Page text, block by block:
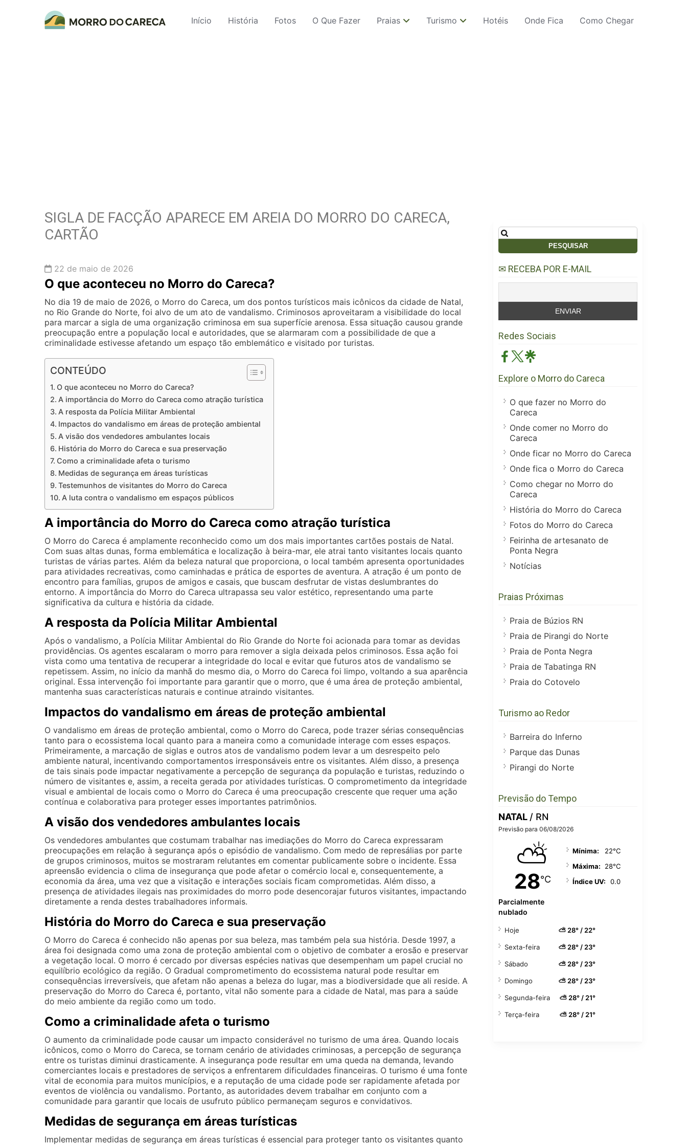
Início História Fotos O Que Fazer Praias Turismo Hotéis Onde Fica Como Chegar
SIGLA DE FACÇÃO APARECE EM AREIA DO MORRO DO CARECA,
CARTÃO
22 de maio de 2026
O que aconteceu no Morro do Careca?
No dia 19 de maio de 2026, o Morro do Careca, um dos pontos turísticos mais icônicos da cidade de Natal,
no Rio Grande do Norte, foi alvo de um ato de vandalismo. Criminosos aproveitaram a visibilidade do local
para marcar a sigla de uma organização criminosa em sua superfície arenosa. Essa situação causou grande
preocupação entre a população local e autoridades, que se alarmaram com a possibilidade de que a
criminalidade estivesse afetando um espaço tão emblemático e visitado por turistas.
CONTEÚDO
O que aconteceu no Morro do Careca?
A importância do Morro do Careca como atração turística
A resposta da Polícia Militar Ambiental
Impactos do vandalismo em áreas de proteção ambiental
A visão dos vendedores ambulantes locais
História do Morro do Careca e sua preservação
Como a criminalidade afeta o turismo
Medidas de segurança em áreas turísticas
Testemunhos de visitantes do Morro do Careca
A luta contra o vandalismo em espaços públicos
A importância do Morro do Careca como atração turística
O Morro do Careca é amplamente reconhecido como um dos mais importantes cartões postais de Natal.
Com suas altas dunas, forma emblemática e localização à beira-mar, ele atrai tanto visitantes locais quanto
turistas de várias partes. Além da beleza natural que proporciona, o local também apresenta oportunidades
para atividades recreativas, como caminhadas e prática de esportes de aventura. A atração é um ponto de
encontro para famílias, grupos de amigos e casais, que buscam desfrutar de vistas deslumbrantes do
entorno. A importância do Morro do Careca ultrapassa seu valor estético, representando uma parte
significativa da cultura e história da cidade.
A resposta da Polícia Militar Ambiental
Após o vandalismo, a Polícia Militar Ambiental do Rio Grande do Norte foi acionada para tomar as devidas
providências. Os agentes escalaram o morro para remover a sigla deixada pelos criminosos. Essa ação foi
vista como uma tentativa de recuperar a integridade do local e evitar que futuros atos de vandalismo se
repetissem. Assim, no início da manhã do mesmo dia, o Morro do Careca foi limpo, voltando a sua aparência
original. Essa intervenção foi importante para garantir que o morro, que é uma área de proteção ambiental,
mantenha suas características naturais e continue atraindo visitantes.
Impactos do vandalismo em áreas de proteção ambiental
O vandalismo em áreas de proteção ambiental, como o Morro do Careca, pode trazer sérias consequências
tanto para o ecossistema local quanto para a maneira como a comunidade interage com esses espaços.
Primeiramente, a marcação de siglas e outros atos de vandalismo podem levar a um desrespeito pelo
ambiente natural, incentivando comportamentos irresponsáveis entre os visitantes. Além disso, a presença
de tais sinais pode impactar negativamente a percepção de segurança da população e turistas, reduzindo o
número de visitantes e, assim, a receita gerada por atividades turísticas. O comprometimento da integridade
visual e ambiental de locais como o Morro do Careca é uma preocupação crescente que requer uma ação
contínua e colaborativa para proteger esses importantes patrimônios.
A visão dos vendedores ambulantes locais
Os vendedores ambulantes que costumam trabalhar nas imediações do Morro do Careca expressaram
preocupações em relação à segurança após o episódio de vandalismo. Com medo de represálias por parte
de grupos criminosos, muitos se mostraram relutantes em comentar publicamente sobre o incidente. Essa
apreensão evidencia o clima de insegurança que pode afetar o comércio local e, consequentemente, a
economia da área, uma vez que a visitação e interações sociais ficam comprometidas. Além disso, a
presença de atividades ilegais nas proximidades do morro pode desencorajar futuros visitantes, impactando
diretamente a renda destes trabalhadores informais.
História do Morro do Careca e sua preservação
O Morro do Careca é conhecido não apenas por sua beleza, mas também pela sua história. Desde 1997, a
área foi designada como uma zona de proteção ambiental com o objetivo de combater a erosão e preservar
a vegetação local. O morro é cercado por diversas espécies nativas que desempenham um papel crucial no
equilíbrio ecológico da região. O Gradual comprometimento do ecossistema natural pode resultar em
consequências irreversíveis, que afetam não apenas a beleza do lugar, mas a biodiversidade que ali reside. A
preservação do Morro do Careca é, portanto, vital não somente para a cidade de Natal, mas para a saúde
do meio ambiente da região como um todo.
Como a criminalidade afeta o turismo
O aumento da criminalidade pode causar um impacto considerável no turismo de uma área. Quando locais
icônicos, como o Morro do Careca, se tornam cenário de atividades criminosas, a percepção de segurança
entre os turistas diminui drasticamente. A insegurança pode resultar em uma queda na demanda, levando
comerciantes locais e prestadores de serviços a enfrentarem dificuldades financeiras. O turismo é uma fonte
vital de economia para muitos municípios, e a reputação de uma cidade pode ser rapidamente afetada por
eventos de violência ou vandalismo. Portanto, as autoridades devem trabalhar em conjunto com a
comunidade para garantir que locais de usufruto público permaneçam seguros e convidativos.
Medidas de segurança em áreas turísticas
Implementar medidas de segurança em áreas turísticas é essencial para proteger tanto os visitantes quanto
Pesquisar
por:
✉ RECEBA POR E-MAIL
Redes Sociais
Explore o Morro do Careca
O que fazer no Morro do
Careca
Onde comer no Morro do
Careca
Onde ficar no Morro do Careca
Onde fica o Morro do Careca
Como chegar no Morro do
Careca
História do Morro do Careca
Fotos do Morro do Careca
Feirinha de artesanato de
Ponta Negra
Notícias
Praias Próximas
Praia de Búzios RN
Praia de Pirangi do Norte
Praia de Ponta Negra
Praia de Tabatinga RN
Praia do Cotovelo
Turismo ao Redor
Barreira do Inferno
Parque das Dunas
Pirangi do Norte
Previsão do Tempo
NATAL / RN
Previsão para 06/08/2026
⛅
28°C
Parcialmente
nublado
Mínima:
22°C
Máxima:
28°C
Índice UV:
0.0
Hoje ⛅ 28° / 22°
Sexta-feira ⛅ 28° / 23°
Sábado ⛅ 28° / 23°
Domingo ⛅ 28° / 23°
Segunda-feira ⛅ 28° / 21°
Terça-feira ⛅ 28° / 21°